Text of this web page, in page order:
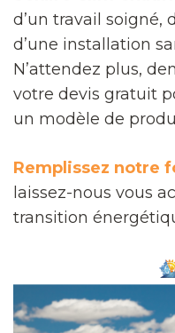
d’un travail soigné,
d’une installation
N’attendez plus,
votre devis gratuit
un modèle de
Remplissez notre
laissez-nous vous
transition